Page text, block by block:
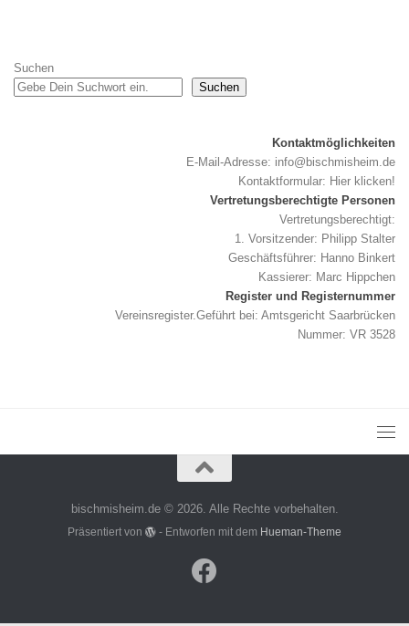
Suchen
Suchen
Kontaktmöglichkeiten
E-Mail-Adresse: info@bischmisheim.de
Kontaktformular: Hier klicken!
Vertretungsberechtigte Personen
Vertretungsberechtigt:
1. Vorsitzender: Philipp Stalter
Geschäftsführer: Hanno Binkert
Kassierer: Marc Hippchen
Register und Registernummer
Vereinsregister.Geführt bei: Amtsgericht Saarbrücken
Nummer: VR 3528
bischmisheim.de © 2026. Alle Rechte vorbehalten.
Präsentiert von - Entworfen mit dem Hueman-Theme